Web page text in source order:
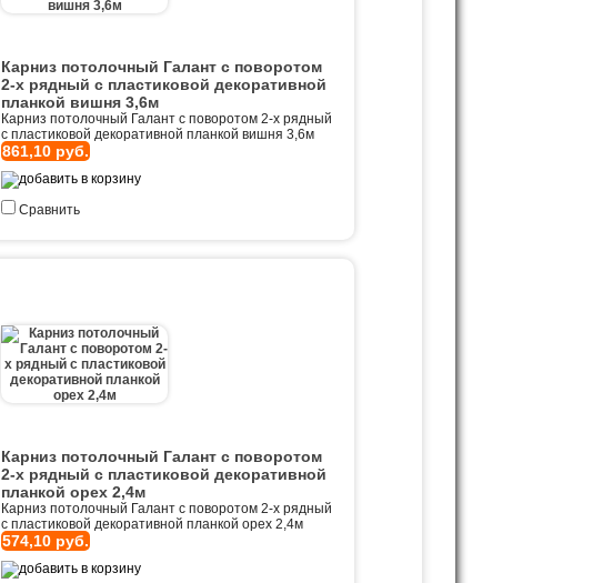
Карниз потолочный Галант с поворотом
2-х рядный с пластиковой декоративной
планкой вишня 3,6м
Карниз потолочный Галант с поворотом 2-х рядный
с пластиковой декоративной планкой вишня 3,6м
861,10 руб.
Сравнить
Карниз потолочный Галант с поворотом
2-х рядный с пластиковой декоративной
планкой орех 2,4м
Карниз потолочный Галант с поворотом 2-х рядный
с пластиковой декоративной планкой орех 2,4м
574,10 руб.